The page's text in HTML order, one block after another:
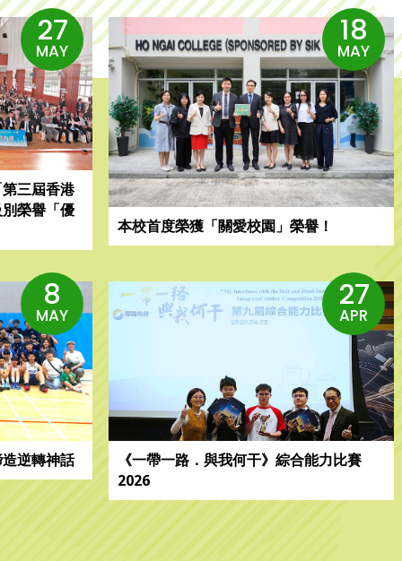
三屆香港
榮譽「優
27
MAY
本校首度榮獲「關愛校園」榮譽！
18
MAY
逆轉神話
8
MAY
《一帶一路．與我何干》綜合能力比賽
2026
27
APR